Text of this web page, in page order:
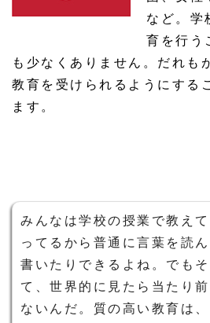
など。学
育を行う
も少なくありません。だれも
教育を受けられるようにする
ます。
みんなは学校の授業で教えて
ってるから普通に言葉を読ん
書いたりできるよね。でもそ
て、世界的に見たら当たり前
ないんだ。質の高い教育は、